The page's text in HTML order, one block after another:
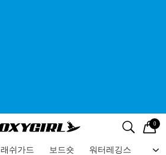
검색
로고 0
래쉬가드 보드숏 워터레깅스 비
메뉴